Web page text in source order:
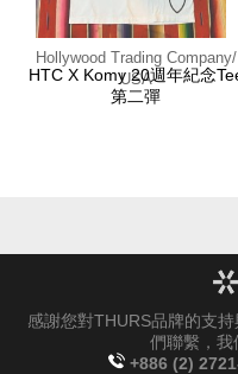
Hollywood Trading Company/
USA
HTC X Komy 20週年紀念
第二彈
感謝您對THURS品牌的支
們聯繫，我
+886 (2)